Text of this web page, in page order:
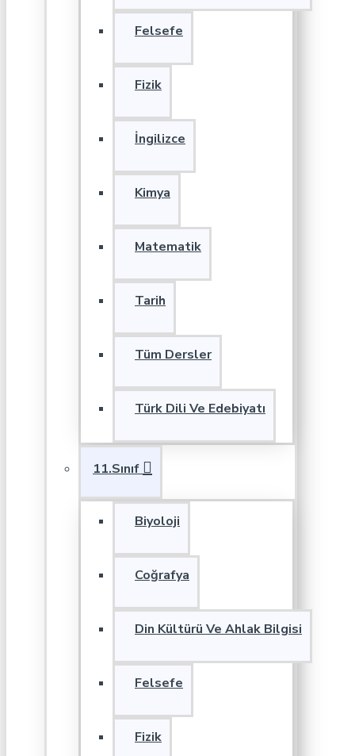
Felsefe
Fizik
İngilizce
Kimya
Matematik
Tarih
Tüm Dersler
Türk Dili Ve Edebiyatı
11.Sınıf
Biyoloji
Coğrafya
Din Kültürü Ve Ahlak Bilgisi
Felsefe
Fizik